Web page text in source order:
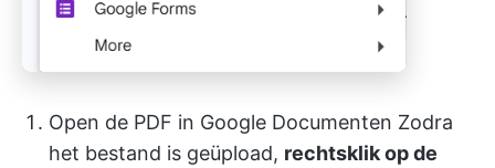
Open de PDF in Google Documenten Zodra
het bestand is geüpload, rechtsklik op de